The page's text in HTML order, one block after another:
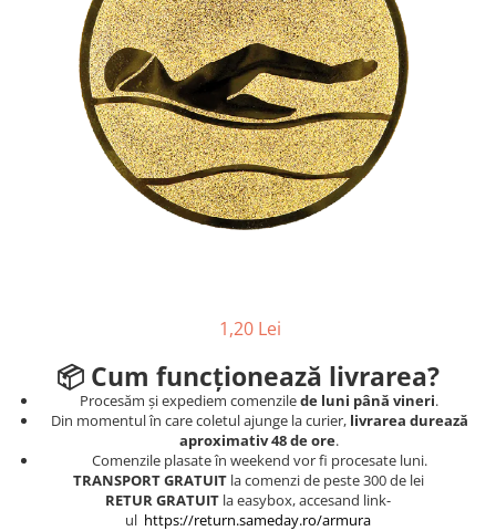
Tenis de camp
Tenis de Masa
Alte ramuri sportive
1,20 Lei
📦 Cum funcționează livrarea?
Procesăm și expediem comenzilede luni până vineri.
Din momentul în care coletul ajunge la curier, livrarea durează
aproximativ 48 de ore.
Comenzile plasate în weekend vor fi procesate luni.
TRANSPORT GRATUIT la comenzi de peste 300 de lei
RETUR GRATUIT la easybox, accesand link-
ul https://return.sameday.ro/armura